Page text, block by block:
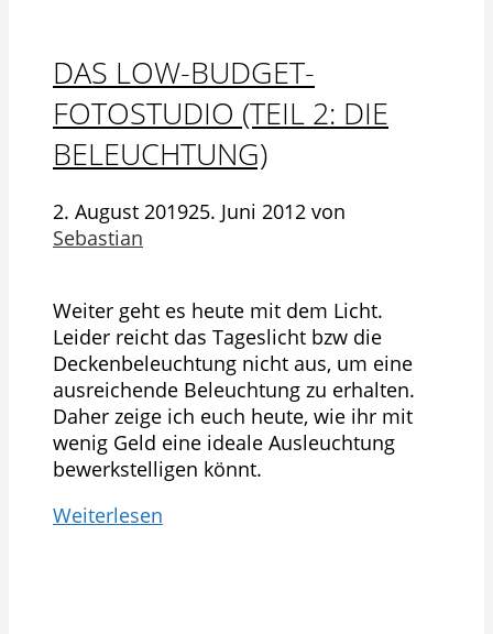
DAS LOW-BUDGET-
FOTOSTUDIO (TEIL 2: DIE
BELEUCHTUNG)
2. August 201925. Juni 2012 von
Sebastian
Weiter geht es heute mit dem Licht.
Leider reicht das Tageslicht bzw die
Deckenbeleuchtung nicht aus, um eine
ausreichende Beleuchtung zu erhalten.
Daher zeige ich euch heute, wie ihr mit
wenig Geld eine ideale Ausleuchtung
bewerkstelligen könnt.
Weiterlesen